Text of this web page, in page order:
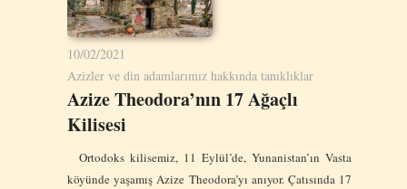
10/02/2021
Azizler ve din adamlarımız hakkında tanıklıklar
Azize Theodora’nın 17 Ağaçlı
Kilisesi
Ortodoks kilisemiz, 11 Eylül’de, Yunanistan’ın Vasta
köyünde yaşamış Azize Theodora’yı anıyor. Çatısında 17